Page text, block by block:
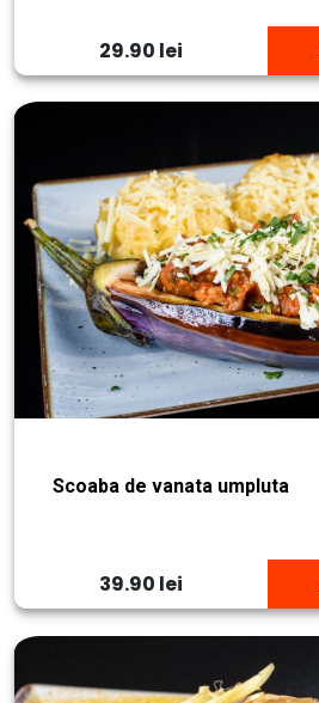
29.90 lei
Scoaba de vanata umpluta
39.90 lei